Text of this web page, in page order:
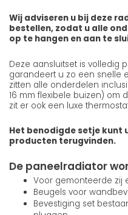
Wij adviseren u bij deze
bestellen, zodat u alle
op te hangen en aan te
Deze aansluitset is volledig
garandeert u zo een snelle
zitten alle onderdelen
16 mm flexibele buizen) om
zit er ook een luxe
Het benodigde setje kunt
producten terugvinden.
De paneelradiator
Voor gemonteerde zij
Beugels voor
Bevestiging set